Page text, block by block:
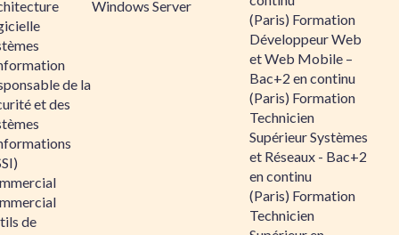
de la
et des
de
Windows Server
(Paris) Formation
Développeur Web
et Web Mobile –
Bac+2 en continu
(Paris) Formation
Technicien
Supérieur Systèmes
et Réseaux - Bac+2
en continu
(Paris) Formation
Technicien